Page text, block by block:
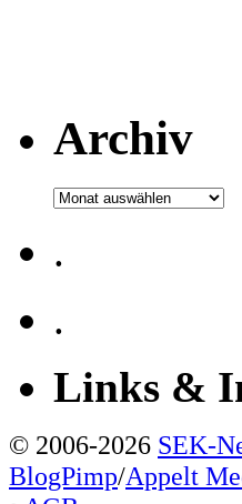
Archiv
Archiv
.
.
Links &
© 2006-2026 SEK-
BlogPimp/Appelt